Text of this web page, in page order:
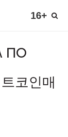
16+
ПО
코인매